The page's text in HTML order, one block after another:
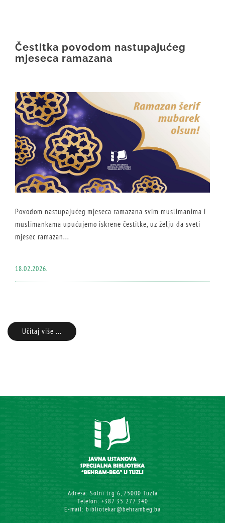
Čestitka povodom nastupajućeg
mjeseca ramazana
Povodom nastupajućeg mjeseca ramazana svim muslimanima i
muslimankama upućujemo iskrene čestitke, uz želju da sveti
mjesec ramazan...
18.02.2026.
Učitaj više ...
Adresa: Solni trg 6, 75000 Tuzla
Telefon: +387 35 277 340
E-mail: bibliotekar@behrambeg.ba